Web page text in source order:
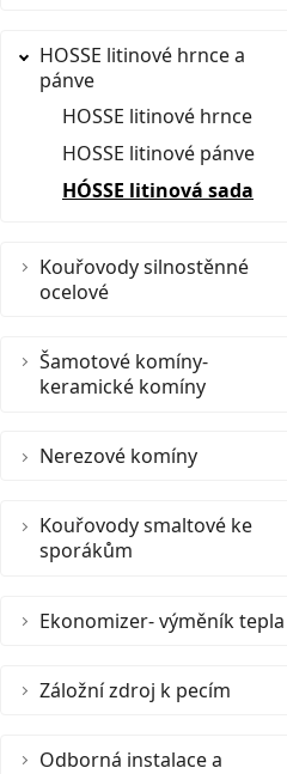
HOSSE litinové hrnce a
pánve
HOSSE litinové hrnce
HOSSE litinové pánve
HÓSSE litinová sada
Kouřovody silnostěnné
ocelové
Šamotové komíny-
keramické komíny
Nerezové komíny
Kouřovody smaltové ke
sporákům
Ekonomizer- výměník tepla
Záložní zdroj k pecím
Odborná instalace a